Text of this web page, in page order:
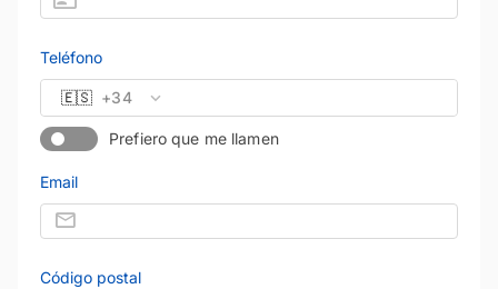
Teléfono
🇪🇸 +34
Prefiero que me llamen
Email
Código postal